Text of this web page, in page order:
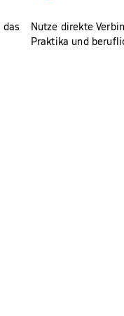
Nutze direkte
Praktika und